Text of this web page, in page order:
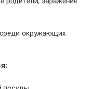
окружающих